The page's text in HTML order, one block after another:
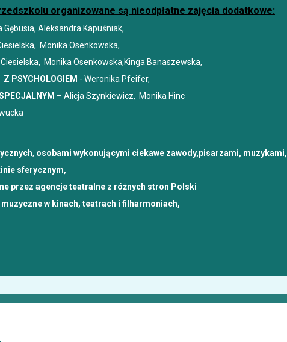
organizowane są nieodpłatne zajęcia dodatkowe:
Gębusia, Aleksandra Kapuśniak,
Monika Osenkowska,
Monika Osenkowska,Kinga Banaszewska,
Z PSYCHOLOGIEM - Weronika Pfeifer,
– Alicja Szynkiewicz, Monika Hinc
, osobami wykonującymi ciekawe zawody,pisarzami, muzykami,
sferycznym,
przez agencje teatralne z różnych stron Polski
w kinach, teatrach i filharmoniach,